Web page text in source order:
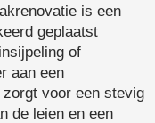
is een
geplaatst
of
aan een
voor een stevig
de leien en een